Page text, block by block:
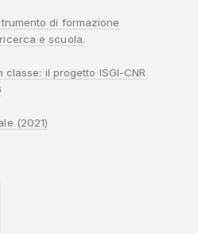
di formazione
e scuola.
il progetto ISGI-CNR
(2021)